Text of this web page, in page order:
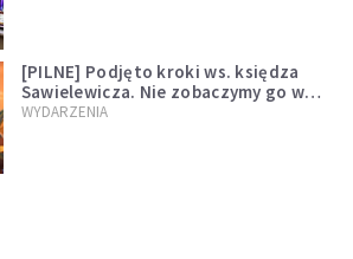
[PILNE] Podjęto kroki ws. księdza
Sawielewicza. Nie zobaczymy go w
mediach
WYDARZENIA